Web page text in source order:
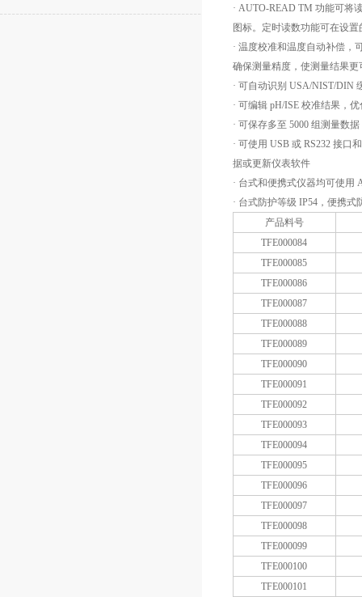
· AUTO-READ TM 功能可将
图标。定时读数功能可在设
· 温度校准和温度自动补偿，
确保测量精度，使测量结果更
· 可自动识别 USA/NIST/DIN
· 可编辑 pH/ISE 校准结果，
· 可保存多至 5000 组测量数
· 可使用 USB 或 RS232 接口
据或更新仪表软件
· 台式和便携式仪器均可使用
· 台式防护等级 IP54，便携式
产品料号
TFE000084
TFE000085
TFE000086
TFE000087
TFE000088
TFE000089
TFE000090
TFE000091
TFE000092
TFE000093
TFE000094
TFE000095
TFE000096
TFE000097
TFE000098
TFE000099
TFE000100
TFE000101